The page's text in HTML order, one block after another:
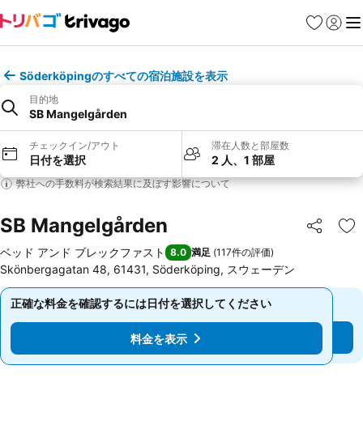
お気に入り
ログイ
メ
Söderköpingのすべての宿泊施設を表示
目的地
SB Mangelgården
チェックイン/アウト
日付を選択
滞在人数と部屋数
2 人、1 部屋
弊社への手数料が検索結果に及ぼす影響について
SB Mangelgården シェア お
ベッド アンド ブレックファスト 8.0 満足 (117件の評価)
Skönbergagatan 48, 61431, Söderköping, スウェーデン
正確な料金を確認するには日付を選択してください
料金を表示
正確な料金を確認するには日付を選択してください
料金を表示